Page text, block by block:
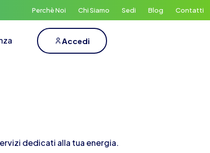
Perchè Noi Chi Siamo Sedi Blog Contatti
Accedi
dedicati alla tua energia.